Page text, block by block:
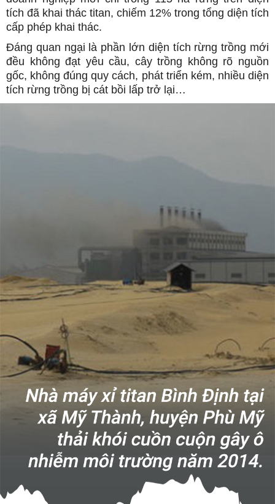
tích đã khai thác titan, chiếm 12% trong tổng diện tích
cấp phép khai thác.
Đáng quan ngại là phần lớn diện tích rừng trồng mới
đều không đạt yêu cầu, cây trồng không rõ nguồn
gốc, không đúng quy cách, phát triển kém, nhiều diện
tích rừng trồng bị cát bồi lấp trở lại…